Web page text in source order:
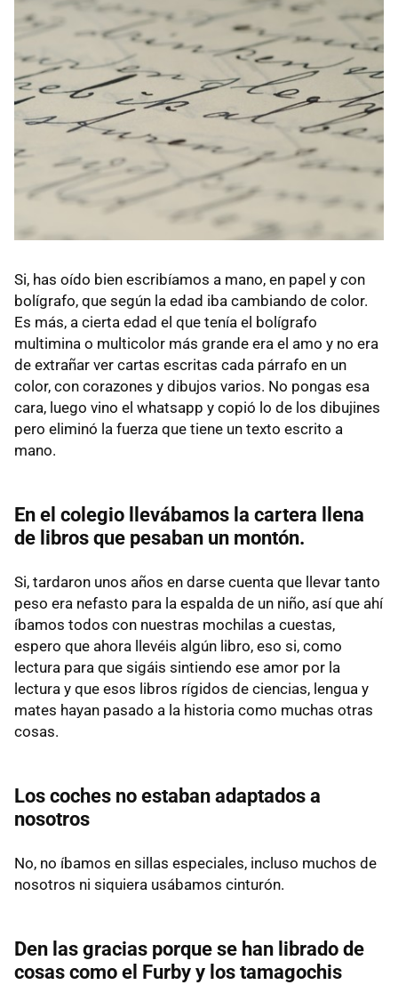
Si, has oído bien escribíamos a mano, en papel y con
bolígrafo, que según la edad iba cambiando de color.
Es más, a cierta edad el que tenía el bolígrafo
multimina o multicolor más grande era el amo y no era
de extrañar ver cartas escritas cada párrafo en un
color, con corazones y dibujos varios. No pongas esa
cara, luego vino el whatsapp y copió lo de los dibujines
pero eliminó la fuerza que tiene un texto escrito a
mano.
En el colegio llevábamos la cartera llena
de libros que pesaban un montón.
Si, tardaron unos años en darse cuenta que llevar tanto
peso era nefasto para la espalda de un niño, así que ahí
íbamos todos con nuestras mochilas a cuestas,
espero que ahora llevéis algún libro, eso si, como
lectura para que sigáis sintiendo ese amor por la
lectura y que esos libros rígidos de ciencias, lengua y
mates hayan pasado a la historia como muchas otras
cosas.
Los coches no estaban adaptados a
nosotros
No, no íbamos en sillas especiales, incluso muchos de
nosotros ni siquiera usábamos cinturón.
Den las gracias porque se han librado de
cosas como el Furby y los tamagochis